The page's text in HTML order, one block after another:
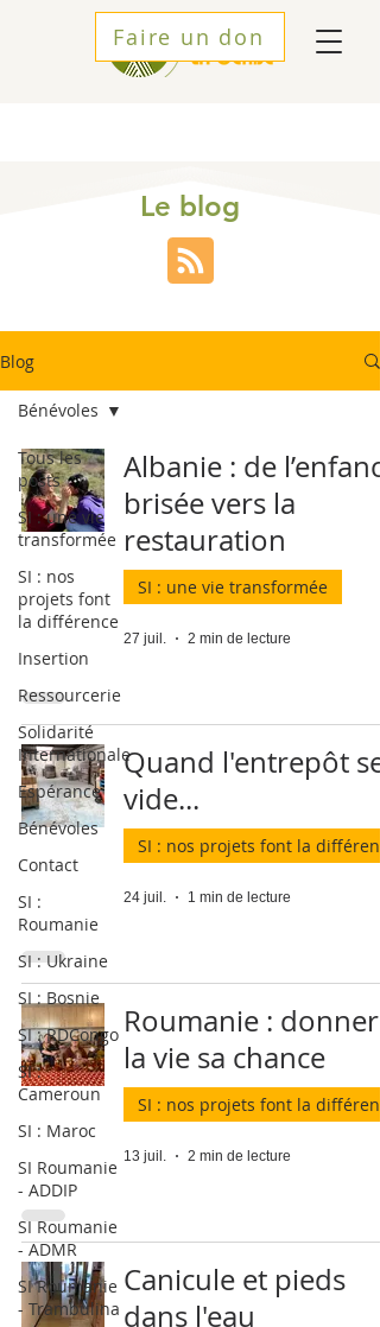
Faire un don
Le blog
Blog
Tous les
posts
SI : une vie
transformée
SI : nos
projets font
la différence
Insertion
Ressourcerie
Solidarité
Internationale
Espérance
Bénévoles
Contact
SI :
Roumanie
SI : Ukraine
SI : Bosnie
SI : RDCongo
SI :
Cameroun
SI : Maroc
SI Roumanie
- ADDIP
SI Roumanie
- ADMR
SI Roumanie
- Trambulina
Bénévoles
Albanie : de l’enfance
brisée vers la
restauration
SI : une vie transformée
27 juil. 2 min de lecture
Quand l'entrepôt se
vide...
SI : nos projets font la
24 juil. 1 min de lecture
Roumanie : donner
la vie sa chance
SI : nos projets font la
13 juil. 2 min de lecture
Canicule et pieds
dans l'eau